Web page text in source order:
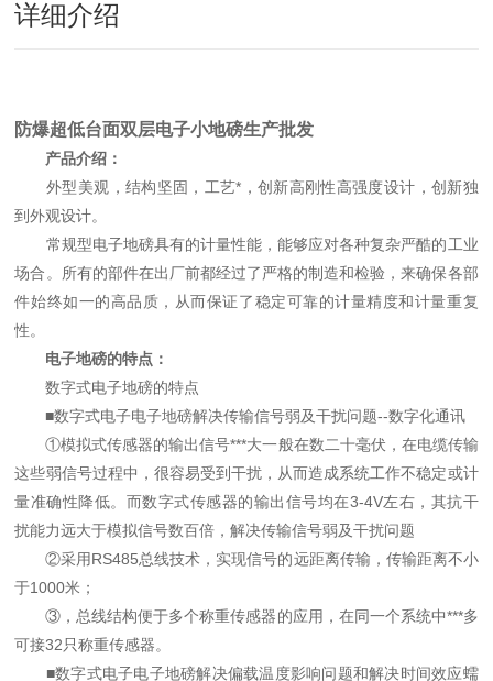
详细介绍
防爆超低台面双层电子小地磅生产批发
产品介绍：
外型美观，结构坚固，工艺*，创新高刚性高强度设计，创新独
到外观设计。
常规型电子地磅具有的计量性能，能够应对各种复杂严酷的工业
场合。所有的部件在出厂前都经过了严格的制造和检验，来确保各部
件始终如一的高品质，从而保证了稳定可靠的计量精度和计量重复
性。
电子地磅的特点：
数字式电子地磅的特点
■数字式电子电子地磅解决传输信号弱及干扰问题--数字化通讯
①模拟式传感器的输出信号***大一般在数二十毫伏，在电缆传输
这些弱信号过程中，很容易受到干扰，从而造成系统工作不稳定或计
量准确性降低。而数字式传感器的输出信号均在3-4V左右，其抗干
扰能力远大于模拟信号数百倍，解决传输信号弱及干扰问题
②采用RS485总线技术，实现信号的远距离传输，传输距离不小
于1000米；
③，总线结构便于多个称重传感器的应用，在同一个系统中***多
可接32只称重传感器。
■数字式电子电子地磅解决偏载温度影响问题和解决时间效应蠕